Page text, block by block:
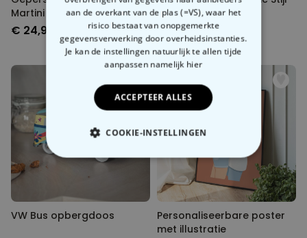
Martini glas
€ 24,99
Vierkant
€ 24,99
VW Bus opbergdoos
Personaliseerbare poster
met illustratie
aan de overkant van de plas (=VS), waar het
risico bestaat van onopgemerkte
gegevensverwerking door overheidsinstanties.
Je kan de instellingen natuurlijk te allen tijde
aanpassen namelijk hier
ACCEPTEER ALLES
COOKIE-INSTELLINGEN
NOODZAKELIJK
PERFORMANCE
OVERIGE